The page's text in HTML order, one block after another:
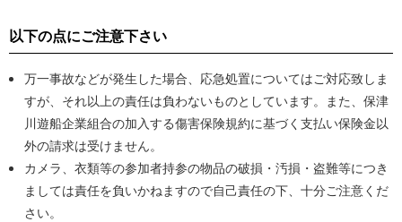
以下の点にご注意下さい
万一事故などが発生した場合、応急処置についてはご対応致しま
すが、それ以上の責任は負わないものとしています。また、保津
川遊船企業組合の加入する傷害保険規約に基づく支払い保険金以
外の請求は受けません。
カメラ、衣類等の参加者持参の物品の破損・汚損・盗難等につき
ましては責任を負いかねますので自己責任の下、十分ご注意くだ
さい。